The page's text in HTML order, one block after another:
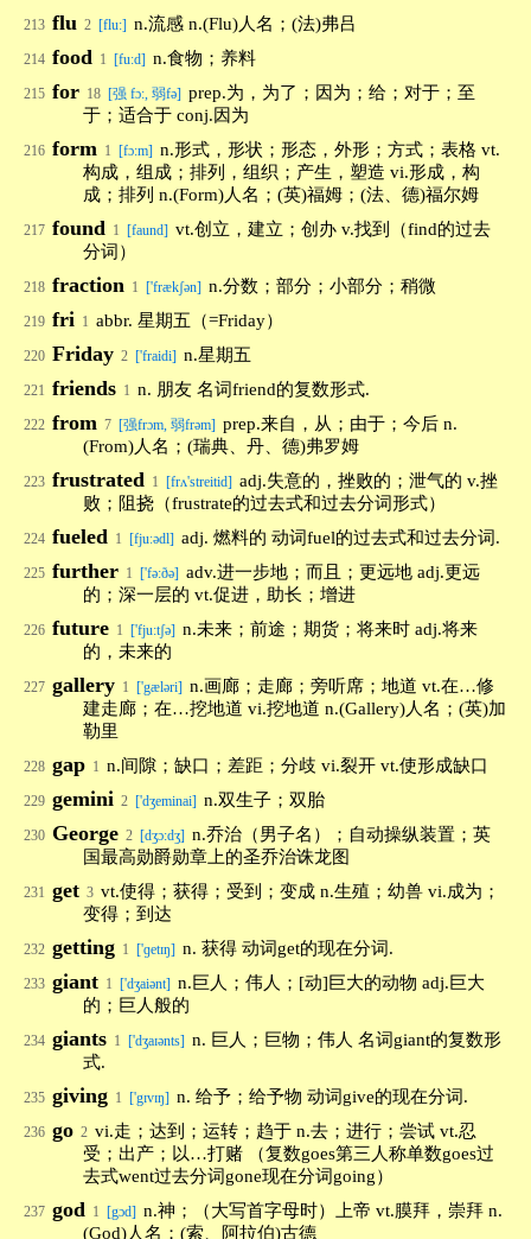
213 flu 2 [flu:] n.流感 n.(Flu)人名；(法)弗吕
214 food 1 [fu:d] n.食物；养料
215 for 18 [强 fɔ:, 弱fə] prep.为，为了；因为；给；对于；至
于；适合于 conj.因为
216 form 1 [fɔ:m] n.形式，形状；形态，外形；方式；表格 vt.
构成，组成；排列，组织；产生，塑造 vi.形成，构
成；排列 n.(Form)人名；(英)福姆；(法、德)福尔姆
217 found 1 [faund] vt.创立，建立；创办 v.找到（find的过去
分词）
218 fraction 1 ['frækʃən] n.分数；部分；小部分；稍微
219 fri 1 abbr. 星期五（=Friday）
220 Friday 2 ['fraidi] n.星期五
221 friends 1 n. 朋友 名词friend的复数形式.
222 from 7 [强frɔm, 弱frəm] prep.来自，从；由于；今后 n.
(From)人名；(瑞典、丹、德)弗罗姆
223 frustrated 1 [frʌ'streitid] adj.失意的，挫败的；泄气的 v.挫
败；阻挠（frustrate的过去式和过去分词形式）
224 fueled 1 [fjuːədl] adj. 燃料的 动词fuel的过去式和过去分词.
225 further 1 ['fə:ðə] adv.进一步地；而且；更远地 adj.更远
的；深一层的 vt.促进，助长；增进
226 future 1 ['fju:tʃə] n.未来；前途；期货；将来时 adj.将来
的，未来的
227 gallery 1 ['gæləri] n.画廊；走廊；旁听席；地道 vt.在…修
建走廊；在…挖地道 vi.挖地道 n.(Gallery)人名；(英)加
勒里
228 gap 1 n.间隙；缺口；差距；分歧 vi.裂开 vt.使形成缺口
229 gemini 2 ['dʒeminai] n.双生子；双胎
230 George 2 [dʒɔ:dʒ] n.乔治（男子名）；自动操纵装置；英
国最高勋爵勋章上的圣乔治诛龙图
231 get 3 vt.使得；获得；受到；变成 n.生殖；幼兽 vi.成为；
变得；到达
232 getting 1 ['ɡetɪŋ] n. 获得 动词get的现在分词.
233 giant 1 ['dʒaiənt] n.巨人；伟人；[动]巨大的动物 adj.巨大
的；巨人般的
234 giants 1 ['dʒaɪənts] n. 巨人；巨物；伟人 名词giant的复数形
式.
235 giving 1 ['gɪvɪŋ] n. 给予；给予物 动词give的现在分词.
236 go 2 vi.走；达到；运转；趋于 n.去；进行；尝试 vt.忍
受；出产；以…打赌 （复数goes第三人称单数goes过
去式went过去分词gone现在分词going）
237 god 1 [gɔd] n.神；（大写首字母时）上帝 vt.膜拜，崇拜 n.
(God)人名；(索、阿拉伯)古德